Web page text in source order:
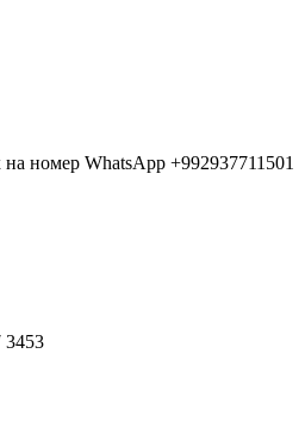
номер WhatsApp +992937711501
3453